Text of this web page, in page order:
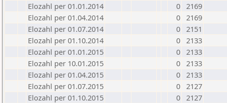
Elozahl per 01.01.2014
0 2169
Elozahl per 01.04.2014
0 2169
Elozahl per 01.07.2014
0 2151
Elozahl per 01.10.2014
0 2133
Elozahl per 01.01.2015
0 2133
Elozahl per 10.01.2015
0 2133
Elozahl per 01.04.2015
0 2133
Elozahl per 01.07.2015
0 2127
Elozahl per 01.10.2015
0 2127